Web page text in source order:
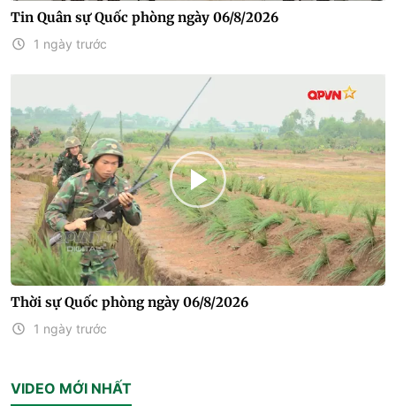
Tin Quân sự Quốc phòng ngày 06/8/2026
1 ngày trước
Thời sự Quốc phòng ngày 06/8/2026
1 ngày trước
VIDEO MỚI NHẤT